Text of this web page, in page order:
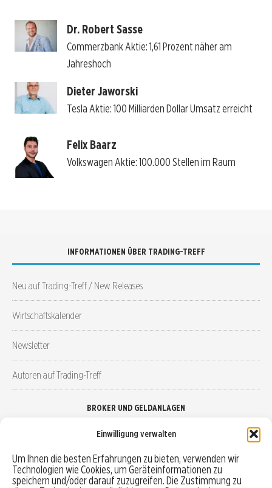
Einwilligung verwalten
Um Ihnen die besten Erfahrungen zu bieten, verwenden wir
Technologien wie Cookies, um Geräteinformationen zu
speichern und/oder darauf zuzugreifen. Die Zustimmung zu
Dr. Robert Sasse
Commerzbank Aktie: 1,61 Prozent näher am
Jahreshoch
Dieter Jaworski
Tesla Aktie: 100 Milliarden Dollar Umsatz erreicht
Felix Baarz
Volkswagen Aktie: 100.000 Stellen im Raum
INFORMATIONEN ÜBER TRADING-TREFF
Neu auf Trading-Treff / New Releases
Wirtschaftskalender
Newsletter
Autoren auf Trading-Treff
BROKER UND GELDANLAGEN
Robo-Advisor vergleichen